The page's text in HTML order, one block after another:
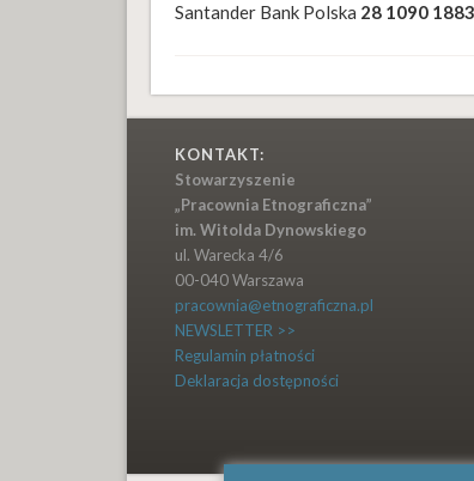
Santander Bank Polska 28 1090
KONTAKT:
Stowarzyszenie
„Pracownia Etnograficzna”
im. Witolda Dynowskiego
ul. Warecka 4/6
00-040 Warszawa
pracownia@etnograficzna.pl
NEWSLETTER >>
Regulamin płatności
Deklaracja dostępności